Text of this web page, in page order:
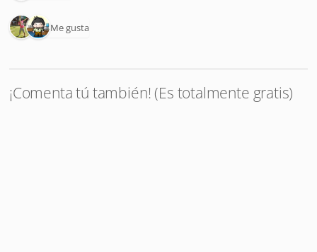
2 Me gusta
¡Comenta tú también! (Es totalmente gratis)